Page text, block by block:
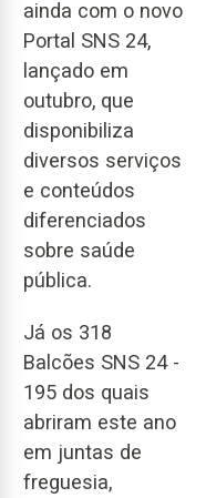
ainda com o novo
Portal SNS 24,
lançado em
outubro, que
disponibiliza
diversos serviços
e conteúdos
diferenciados
sobre saúde
pública.
Já os 318
Balcões SNS 24 -
195 dos quais
abriram este ano
em juntas de
freguesia,